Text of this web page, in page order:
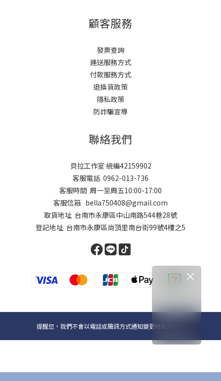
顧客服務
發票查詢
運送服務方式
付款服務方式
退換貨政策
隱私政策
防詐騙宣導
聯絡我們
貝拉工作室 統編42159902
客服電話 0962-013-736
客服時間 周一至周五10:00-17:00
客服信箱 bella750408@gmail.com
取貨地址 台南市永康區中山南路544巷28號
登記地址 台南市永康區尚頂里南台街99號4樓之5
提醒您，我們不會以電話或簡訊方式通知變更付款方式。